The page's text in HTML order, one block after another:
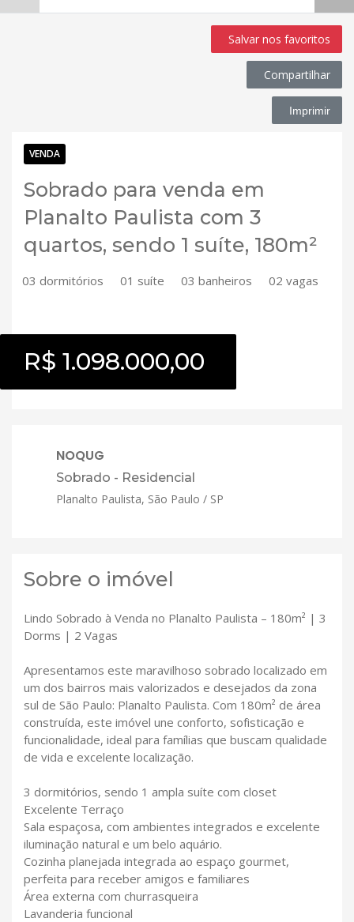
Salvar nos favoritos
Compartilhar
Imprimir
VENDA
Sobrado para venda em
Planalto Paulista com 3
quartos, sendo 1 suíte, 180m²
03 dormitórios 01 suíte 03 banheiros 02 vagas
R$ 1.098.000,00
NOQUG
Sobrado - Residencial
Planalto Paulista, São Paulo / SP
Sobre o imóvel
Lindo Sobrado à Venda no Planalto Paulista – 180m² | 3
Dorms | 2 Vagas
Apresentamos este maravilhoso sobrado localizado em
um dos bairros mais valorizados e desejados da zona
sul de São Paulo: Planalto Paulista. Com 180m² de área
construída, este imóvel une conforto, sofisticação e
funcionalidade, ideal para famílias que buscam qualidade
de vida e excelente localização.
3 dormitórios, sendo 1 ampla suíte com closet
Excelente Terraço
Sala espaçosa, com ambientes integrados e excelente
iluminação natural e um belo aquário.
Cozinha planejada integrada ao espaço gourmet,
perfeita para receber amigos e familiares
Área externa com churrasqueira
Lavanderia funcional